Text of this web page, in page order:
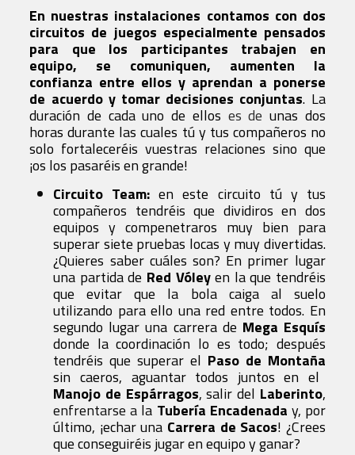
En nuestras instalaciones contamos con dos
circuitos de juegos especialmente pensados
para que los participantes trabajen en
equipo, se comuniquen, aumenten la
confianza entre ellos y aprendan a ponerse
de acuerdo y tomar decisiones conjuntas. La
duración de cada uno de ellos es de unas dos
horas durante las cuales tú y tus compañeros no
solo fortaleceréis vuestras relaciones sino que
¡os los pasaréis en grande!
Circuito Team:en este circuito tú y tus
compañeros tendréis que dividiros en dos
equipos y compenetraros muy bien para
superar siete pruebas locas y muy divertidas.
¿Quieres saber cuáles son? En primer lugar
una partida de Red Vóleyen la que tendréis
que evitar que la bola caiga al suelo
utilizando para ello una red entre todos. En
segundo lugar una carrera de Mega Esquís
donde la coordinación lo es todo; después
tendréis que superar el Paso de Montaña
sin caeros, aguantar todos juntos en el
Manojo de Espárragos, salir del Laberinto,
enfrentarse a la Tubería Encadenada y, por
último, ¡echar una Carrera de Sacos! ¿Crees
que conseguiréis jugar en equipo y ganar?